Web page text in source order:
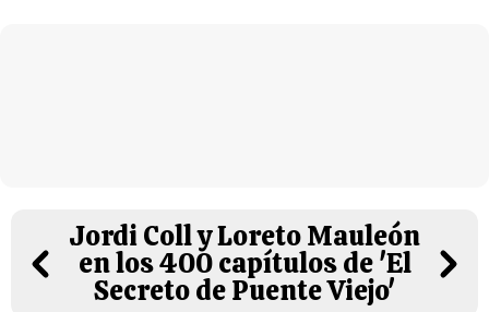
Jordi Coll y Loreto Mauleón
en los 400 capítulos de 'El
Secreto de Puente Viejo'